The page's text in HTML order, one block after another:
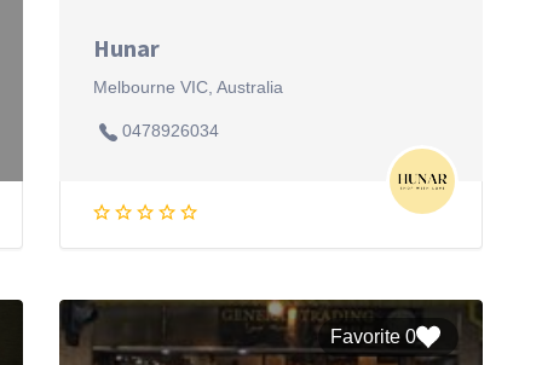
Hunar
Melbourne VIC, Australia
0478926034
0 Favorite